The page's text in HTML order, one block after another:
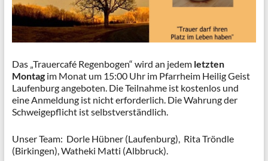
Das „Trauercafé Regenbogen“ wird an jedem letzten
Montagim Monat um 15:00 Uhr im Pfarrheim Heilig Geist
Laufenburg angeboten. Die Teilnahme ist kostenlos und
eine Anmeldung ist nicht erforderlich. Die Wahrung der
Schweigepflicht ist selbstverständlich.
Unser Team: Dorle Hübner (Laufenburg), Rita Tröndle
(Birkingen), Watheki Matti (Albbruck).